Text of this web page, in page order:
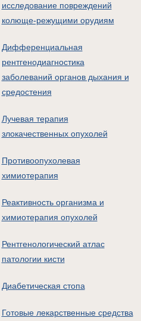
исследование повреждений
колюще-режущими орудиям
Дифференциальная
рентгенодиагностика
заболеваний органов дыхания и
средостения
Лучевая терапия
злокачественных опухолей
Противоопухолевая
химиотерапия
Реактивность организма и
химиотерапия опухолей
Рентгенологический атлас
патологии кисти
Диабетическая стопа
Готовые лекарственные средства